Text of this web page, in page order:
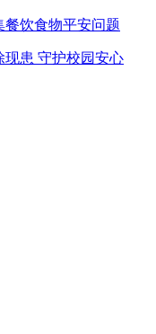
饮食物平安问题
现患 守护校园安心